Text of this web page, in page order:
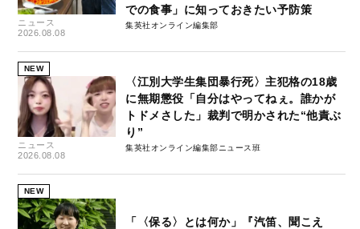
ニュース
2026.08.08
での食事」に知っておきたい予防策
集英社オンライン編集部
NEW
ニュース
2026.08.08
〈江別大学生集団暴行死〉主犯格の18歳
に無期懲役「自分はやってねぇ。誰かが
トドメさした」裁判で明かされた“他責ぶ
り”
集英社オンライン編集部ニュース班
NEW
「〈保る〉とは何か」『汽笛、聞こえ